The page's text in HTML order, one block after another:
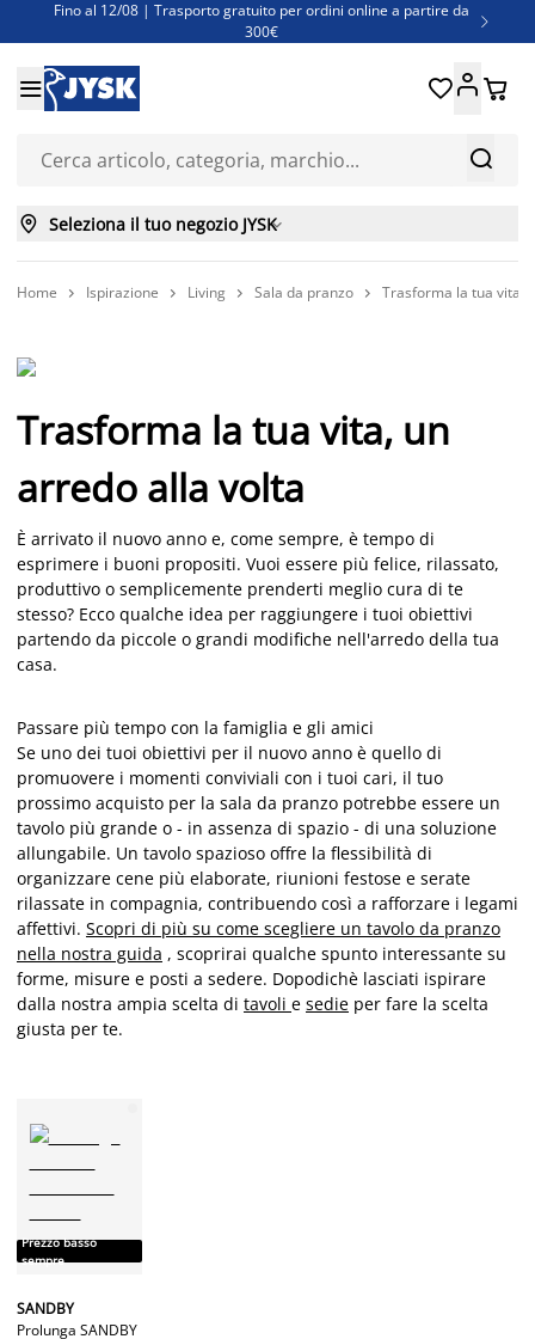
Fino al 12/08 | Trasporto gratuito per ordini online a partire da
300€

Super offerte d'estate | Oltre 1.500 articoli fino al 70%
Finanziamenti - Scegli il piano di rimborso più adatto a te


 
 Seleziona il tuo negozio JYSK
Home  Ispirazione  Living  Sala da pranzo  Trasforma la tua vita,
Trasforma la tua vita, un
arredo alla volta
È arrivato il nuovo anno e, come sempre, è tempo di
esprimere i buoni propositi. Vuoi essere più felice, rilassato,
produttivo o semplicemente prenderti meglio cura di te
stesso? Ecco qualche idea per raggiungere i tuoi obiettivi
partendo da piccole o grandi modifiche nell'arredo della tua
casa.
Passare più tempo con la famiglia e gli amici
Se uno dei tuoi obiettivi per il nuovo anno è quello di
promuovere i momenti conviviali con i tuoi cari, il tuo
prossimo acquisto per la sala da pranzo potrebbe essere un
tavolo più grande o - in assenza di spazio - di una soluzione
allungabile. Un tavolo spazioso offre la flessibilità di
organizzare cene più elaborate, riunioni festose e serate
rilassate in compagnia, contribuendo così a rafforzare i legami
affettivi. Scopri di più su come scegliere un tavolo da pranzo
nella nostra guida , scoprirai qualche spunto interessante su
forme, misure e posti a sedere. Dopodichè lasciati ispirare
dalla nostra ampia scelta di tavoli e sedie per fare la scelta
giusta per te.
Prezzo basso
sempre
SANDBY
Prolunga SANDBY